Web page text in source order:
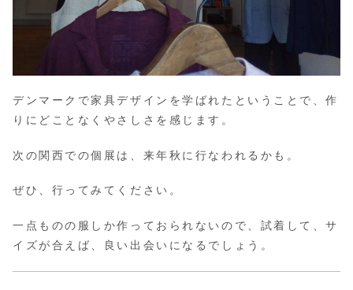
デンマークで家具デザインを学ばれたということで、作
りにどことなくやさしさを感じます。
次の関西での個展は、来年秋に行なわれるかも。
ぜひ、行ってみてください。
一点ものの服しか作っておられないので、試着して、サ
イズが合えば、良い出会いになるでしょう。